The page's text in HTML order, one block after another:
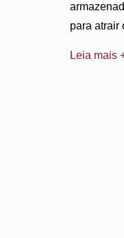
para atrair
Leia mais